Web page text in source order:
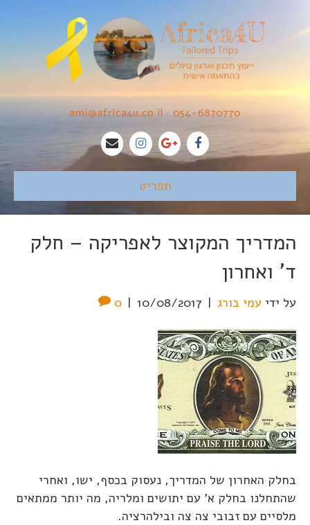
054-6870770
•
ami@africa4u.co.il
תפריט
המדריך המקוצר לאפריקה – חלק
ד' ואחרון
על ידי עמי בורג |
10/08/2017
|
0
בחלק האחרון של המדריך, נעסוק בכסף, ישו, ואחרי
שהתחלנו בחלק א' עם יתושים ומלריה, מה יותר ממתאים
מלסיים עם זבובי צה צה ובילהרציה.